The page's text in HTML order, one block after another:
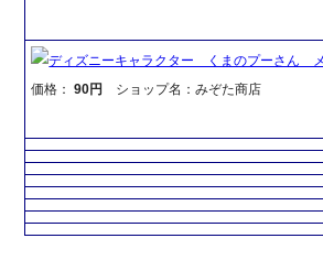
ディズニーキャラクター くまのプーさん
価格：90円 ショップ名：みぞた商店